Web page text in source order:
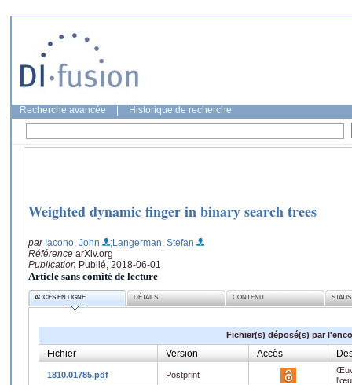
Recherche avancée Historique de recherche
Weighted dynamic finger in binary search trees
par Iacono, John
;Langerman, Stefan
Référence arXiv.org
Publication Publié, 2018-06-01
Article sans comité de lecture
ACCÈS EN LIGNE DÉTAILS CONTENU
Fichier(s) déposé(s) par
Fichier Version Accès
1810.01785.pdf Postprint